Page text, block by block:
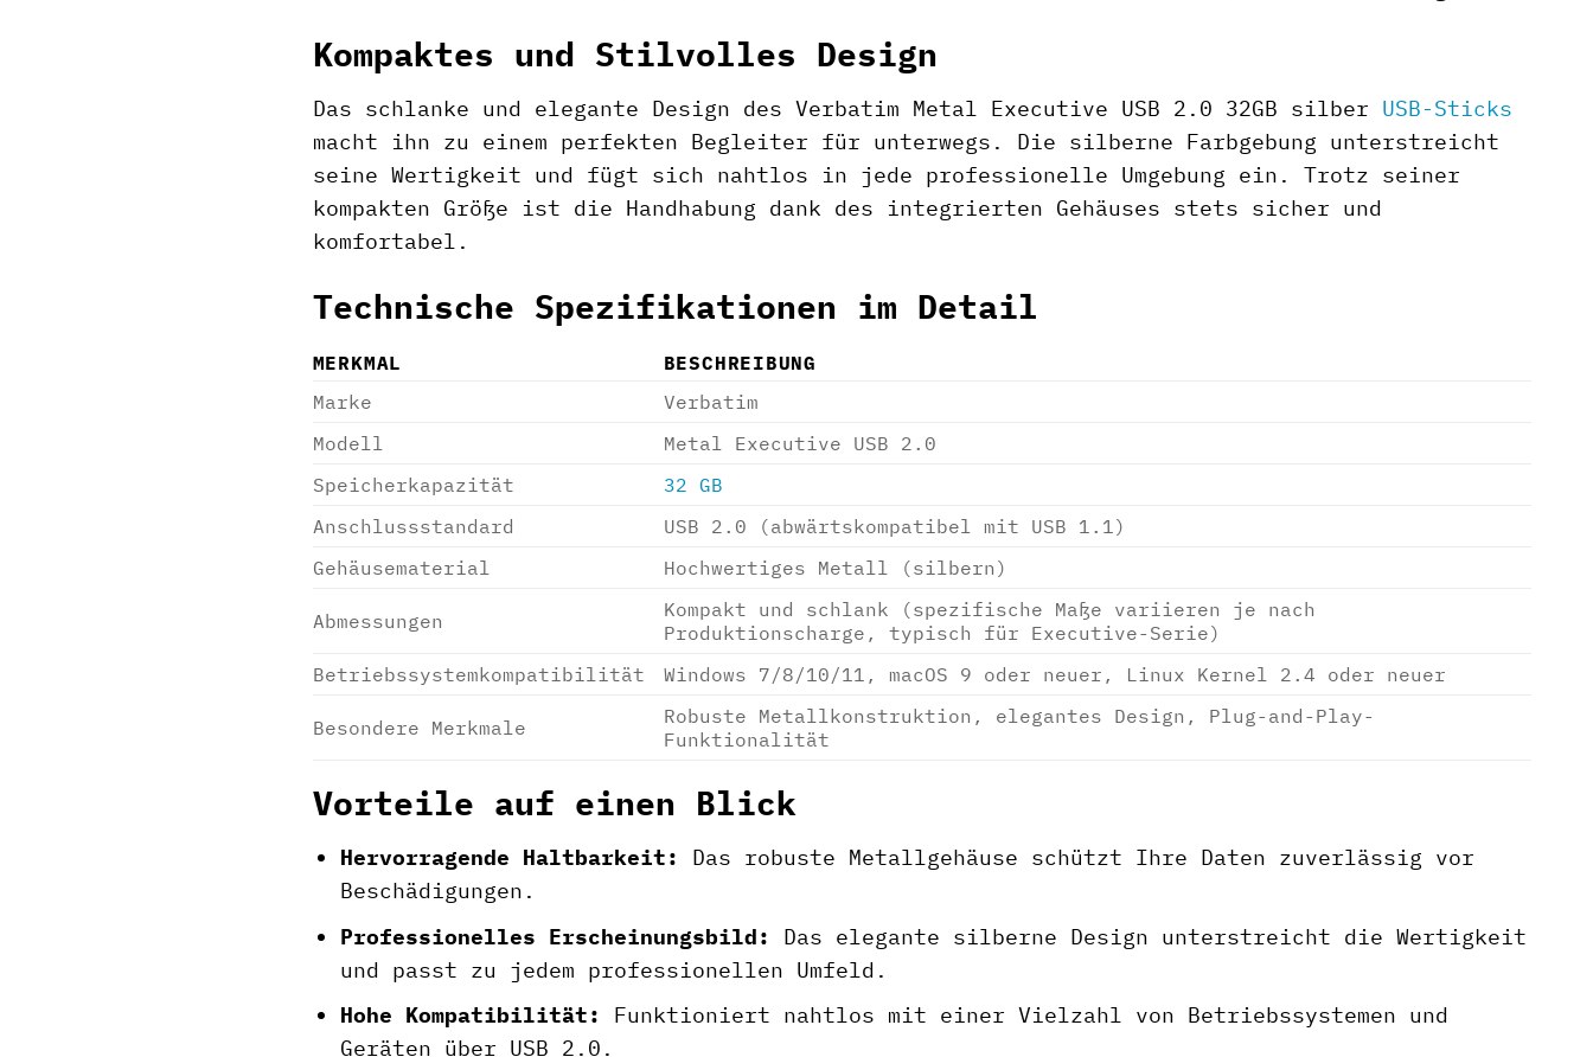
Kompaktes und Stilvolles Design
Das schlanke und elegante Design des Verbatim Metal Executive USB 2.0 32GB silber USB-Sticks
macht ihn zu einem perfekten Begleiter für unterwegs. Die silberne Farbgebung unterstreicht
seine Wertigkeit und fügt sich nahtlos in jede professionelle Umgebung ein. Trotz seiner
kompakten Größe ist die Handhabung dank des integrierten Gehäuses stets sicher und
komfortabel.
Technische Spezifikationen im Detail
MERKMAL
BESCHREIBUNG
Marke
Verbatim
Modell
Metal Executive USB 2.0
Speicherkapazität
32 GB
Anschlussstandard
USB 2.0 (abwärtskompatibel mit USB 1.1)
Gehäusematerial
Hochwertiges Metall (silbern)
Abmessungen
Kompakt und schlank (spezifische Maße variieren je nach
Produktionscharge, typisch für Executive-Serie)
Betriebssystemkompatibilität
Windows 7/8/10/11, macOS 9 oder neuer, Linux Kernel 2.4 oder neuer
Besondere Merkmale
Robuste Metallkonstruktion, elegantes Design, Plug-and-Play-
Funktionalität
Vorteile auf einen Blick
Hervorragende Haltbarkeit:
Das robuste Metallgehäuse schützt Ihre Daten zuverlässig vor
Beschädigungen.
Professionelles Erscheinungsbild:
Das elegante silberne Design unterstreicht die Wertigkeit
und passt zu jedem professionellen Umfeld.
Hohe Kompatibilität:
Funktioniert nahtlos mit einer Vielzahl von Betriebssystemen und
Geräten über USB 2.0.